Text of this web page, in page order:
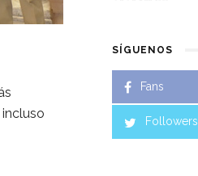
SÍGUENOS
Fans
Followers